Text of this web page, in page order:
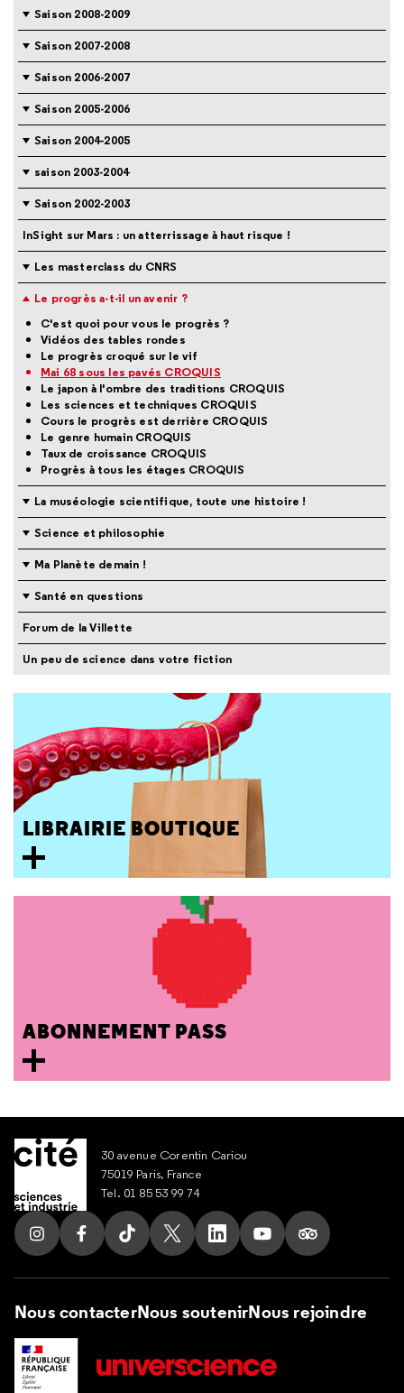
Saison 2008-2009
Saison 2007-2008
Saison 2006-2007
Saison 2005-2006
Saison 2004-2005
saison 2003-2004
Saison 2002-2003
InSight sur Mars : un atterrissage à haut risque !
Les masterclass du CNRS
Le progrès a-t-il un avenir ?
C'est quoi pour vous le progrès ?
Vidéos des tables rondes
Le progrès croqué sur le vif
Mai 68 sous les pavés CROQUIS
Le japon à l'ombre des traditions CROQUIS
Les sciences et techniques CROQUIS
Cours le progrès est derrière CROQUIS
Le genre humain CROQUIS
Taux de croissance CROQUIS
Progrès à tous les étages CROQUIS
La muséologie scientifique, toute une histoire !
Science et philosophie
Ma Planète demain !
Santé en questions
Forum de la Villette
Un peu de science dans votre fiction
LIBRAIRIE BOUTIQUE
ABONNEMENT PASS
30 avenue Corentin Cariou
75019 Paris, France
Tel. 01 85 53 99 74
Nous contacterNous soutenirNous rejoindre